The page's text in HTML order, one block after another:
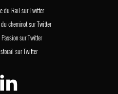
du Rail sur Twitter
cheminot sur Twitter
sur Twitter
sur Twitter